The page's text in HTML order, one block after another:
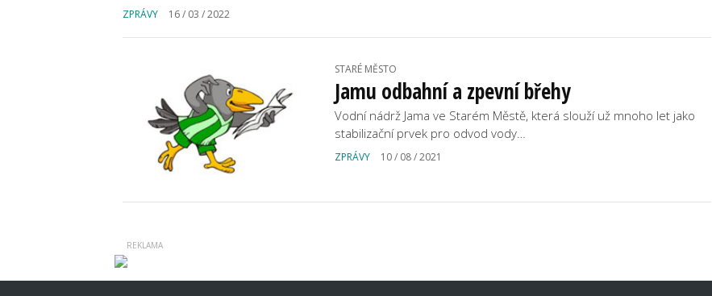
ZPRÁVY 16 / 03 / 2022
STARÉ MĚSTO
Jamu odbahní a zpevní břehy
Vodní nádrž Jama ve Starém Městě, která slouží už mnoho let jako
stabilizační prvek pro odvod vody…
ZPRÁVY 10 / 08 / 2021